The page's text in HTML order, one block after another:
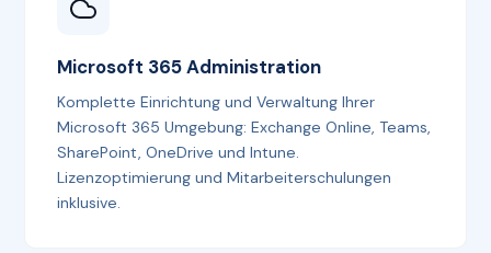
Microsoft 365 Administration
Komplette Einrichtung und Verwaltung Ihrer
Microsoft 365 Umgebung: Exchange Online, Teams,
SharePoint, OneDrive und Intune.
Lizenzoptimierung und Mitarbeiterschulungen
inklusive.